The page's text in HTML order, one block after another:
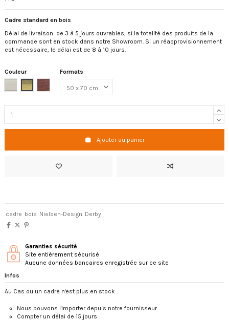
Cadre standard en bois
Délai de livraison: de 3 à 5 jours ouvrables, si la totalité des produits de la
commande sont en stock dans notre Showroom. Si un réapprovisionnement
est nécessaire, le délai est de 8 à 10 jours.
Couleur
ArgentOr Palissandre
Formats
Ajouter au panier
cadre bois Nielsen-Design Derby
Garanties sécurité
Site entièrement sécurisé
Aucune données bancaires enregistrée sur ce site
Infos
Au Cas ou un cadre n'est plus en stock :
Nous pouvons l'importer depuis notre fournisseur
Compter un délai de 15 jours